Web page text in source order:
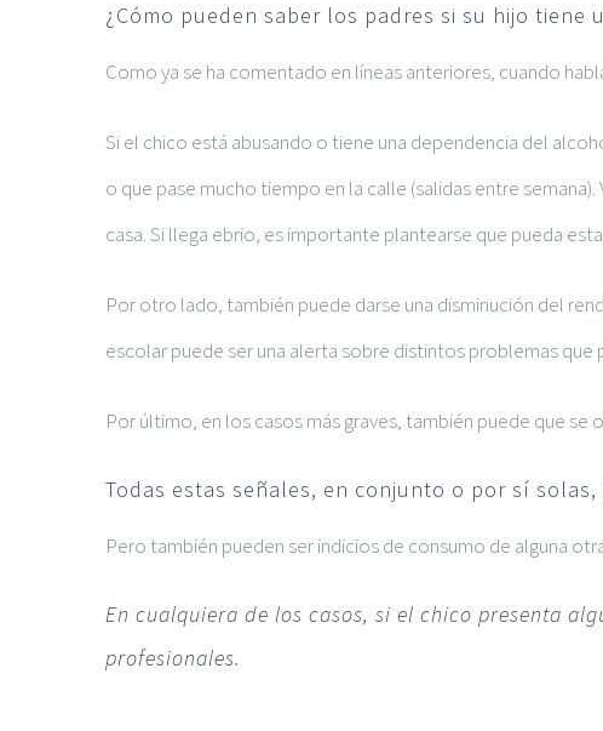
¿Cómo pueden saber los padres si su hijo
Como ya se ha comentado en líneas anteriores, cuando
Si el chico está abusando o tiene una dependencia del
o que pase mucho tiempo en la calle (salidas entre
casa. Si llega ebrio, es importante plantearse que pueda
Por otro lado, también puede darse una disminución del
escolar puede ser una alerta sobre distintos problemas
Por último, en los casos más graves, también puede que se
Todas estas señales, en conjunto o por sí
Pero también pueden ser indicios de consumo de alguna
En cualquiera de los casos, si el chico presenta
profesionales.